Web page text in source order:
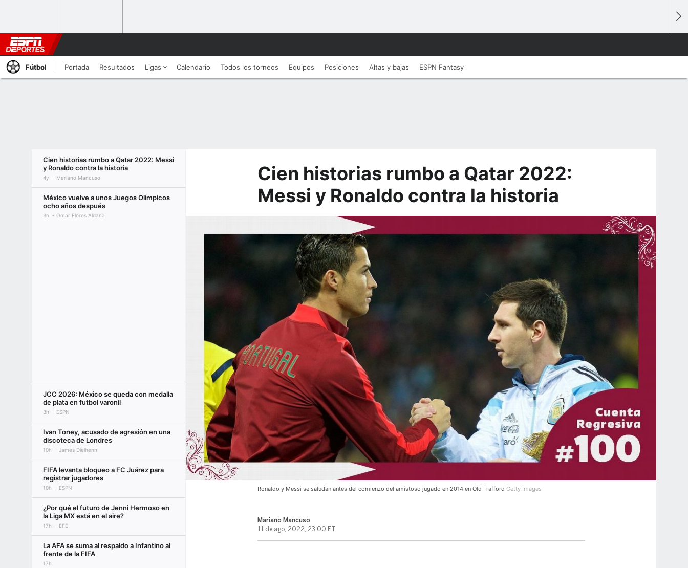
Fútbol Portada Resultados Ligas Calendario Todos los torneos Equipos Posiciones Altas y bajas ESPN Fantasy
Cien historias rumbo a Qatar 2022: Messi
y Ronaldo contra la historia
4y Mariano Mancuso
México vuelve a unos Juegos Olímpicos
ocho años después
3h Omar Flores Aldana
JCC 2026: México se queda con medalla
de plata en futbol varonil
3h ESPN
Ivan Toney, acusado de agresión en una
discoteca de Londres
10h James Dielhenn
FIFA levanta bloqueo a FC Juárez para
registrar jugadores
10h ESPN
¿Por qué el futuro de Jenni Hermoso en
la Liga MX está en el aire?
17h EFE
La AFA se suma al respaldo a Infantino al
frente de la FIFA
17h
Cien historias rumbo a Qatar 2022:
Messi y Ronaldo contra la historia
Ronaldo y Messi se saludan antes del comienzo del amistoso jugado en 2014 en Old Trafford Getty Images
Mariano Mancuso
11 de ago, 2022, 23:00 ET